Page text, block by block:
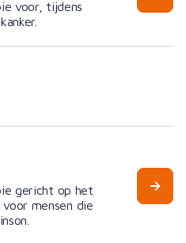
voor, tijdens
gericht op het
mensen die